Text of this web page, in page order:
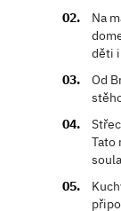
Na
děti
Od
Tato